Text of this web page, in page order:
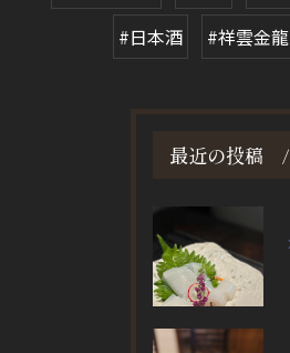
#日本酒 #祥雲金龍
最近の投稿